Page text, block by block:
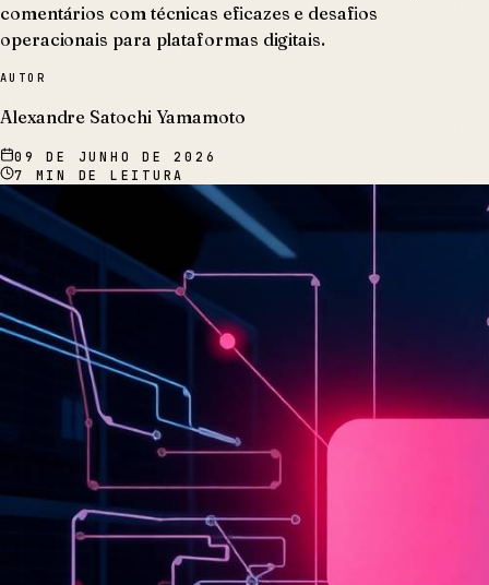
comentários com técnicas eficazes e desafios
operacionais para plataformas digitais.
AUTOR
Alexandre Satochi Yamamoto
09 DE JUNHO DE 2026
7
MIN DE LEITURA